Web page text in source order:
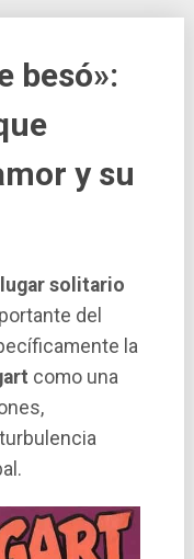
besó»:
y su
lugar solitario
del
la
como una